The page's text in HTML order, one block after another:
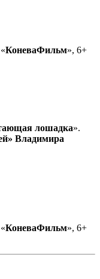
КоневаФильм», 6+
лошадка».
Владимира
КоневаФильм», 6+